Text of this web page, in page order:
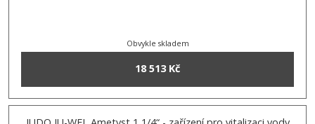
Obvykle skladem
18 513 Kč